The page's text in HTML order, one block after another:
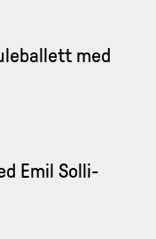
med
Emil Solli-